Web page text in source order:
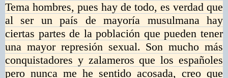
Tema hombres, pues hay de todo, es verdad que
al ser un país de mayoría musulmana hay
ciertas partes de la población que pueden tener
una mayor represión sexual. Son mucho más
conquistadores y zalameros que los españoles
pero nunca me he sentido acosada, creo que